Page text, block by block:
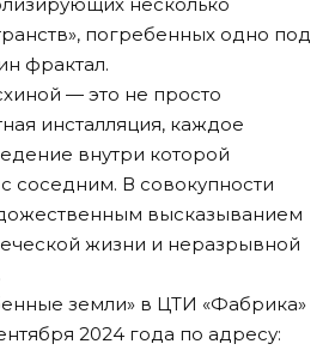
погребенных одно под
фрактал.
— это не просто
инсталляция, каждое
внутри которой
соседним. В совокупности
высказыванием
жизни и неразрывной
земли» в ЦТИ «Фабрика»
2024 года по адресу: